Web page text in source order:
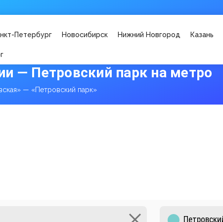
Петербург Новосибирск Нижний Новгород Казань
— Петровский парк на метро
— «Петровский парк»